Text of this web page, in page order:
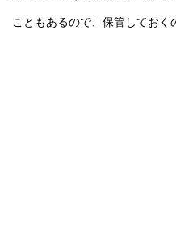
こともあるので、保管しておく